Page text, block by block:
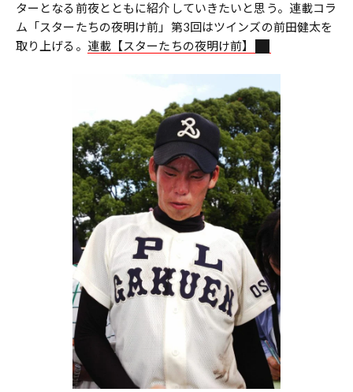
ターとなる前夜とともに紹介していきたいと思う。連載コラ
ム「スターたちの夜明け前」第3回はツインズの前田健太を
取り上げる。 連載【スターたちの夜明け前】